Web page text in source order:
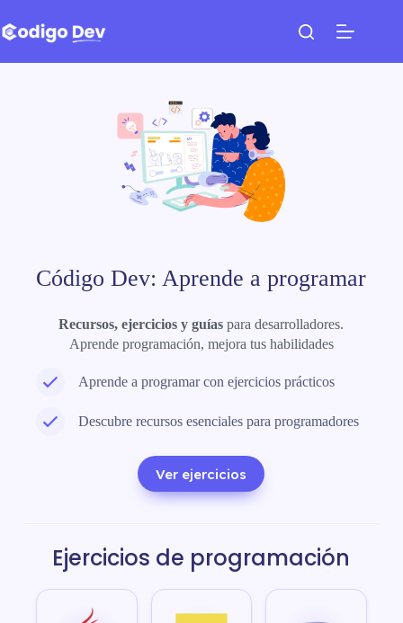
al
contenido
Código Dev: Aprende a programar
Recursos, ejercicios y guías para desarrolladores.
Aprende programación, mejora tus habilidades
Aprende a programar con ejercicios prácticos
Descubre recursos esenciales para programadores
Ver ejercicios
Ejercicios de programación